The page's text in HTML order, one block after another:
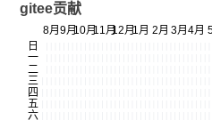
gitee贡献